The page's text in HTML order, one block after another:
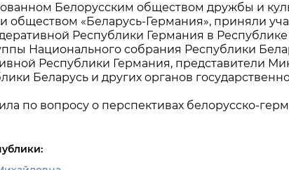
Белорусским обществом дружбы и
обществом «Беларусь-Германия», приняли
Республики Германия в
Национального собрания Республики
Республики Германия, представители
Беларусь и других органов
по вопросу о перспективах белорусско-